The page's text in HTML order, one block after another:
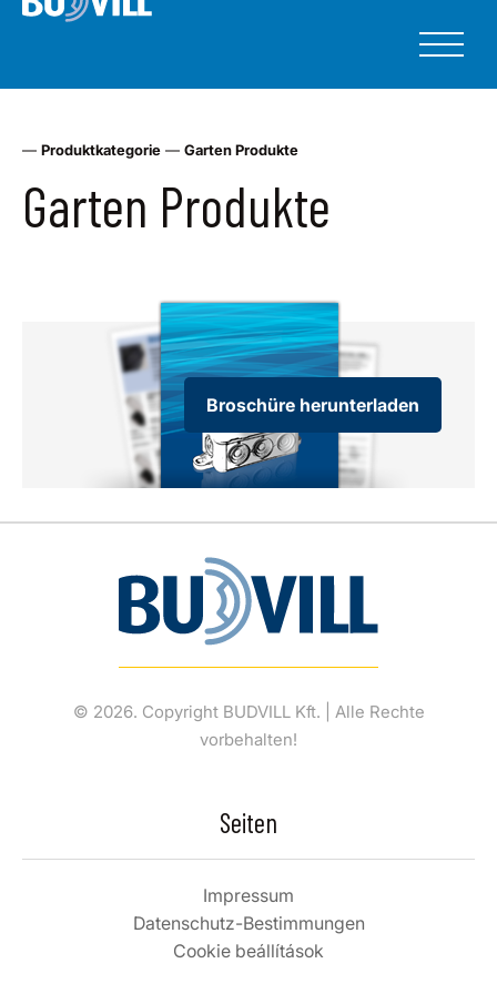
— Produktkategorie — Garten Produkte
Garten Produkte
Broschüre herunterladen
© 2026. Copyright BUDVILL Kft. | Alle Rechte
vorbehalten!
Seiten
Impressum
Datenschutz-Bestimmungen
Cookie beállítások